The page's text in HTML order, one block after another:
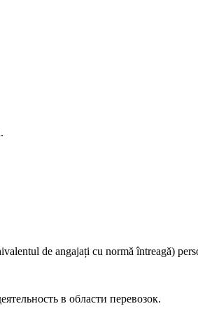
de angajați cu normă întreagă)
в области перевозок.